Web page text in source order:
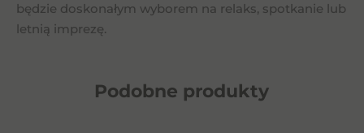
będzie doskonałym wyborem na relaks, spotkanie lub
letnią imprezę.
Podobne produkty